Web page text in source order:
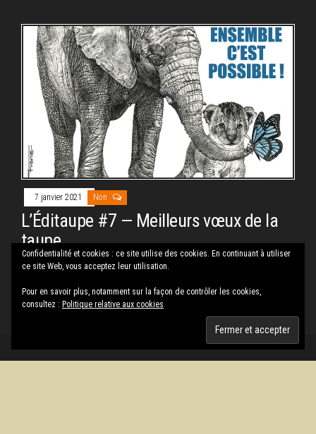
7 janvier 2021 Non
L’Éditaupe #7 — Meilleurs vœux de la
taupe
PAUL RASSAT
a été lourde. En voici une image.
Confidentialité et cookies : ce site utilise des cookies. En continuant à utiliser
ce site Web, vous acceptez leur utilisation.
Pour en savoir plus, notamment sur la façon de contrôler les cookies,
consultez : Politique relative aux cookies